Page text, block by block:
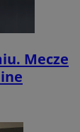
Mecze